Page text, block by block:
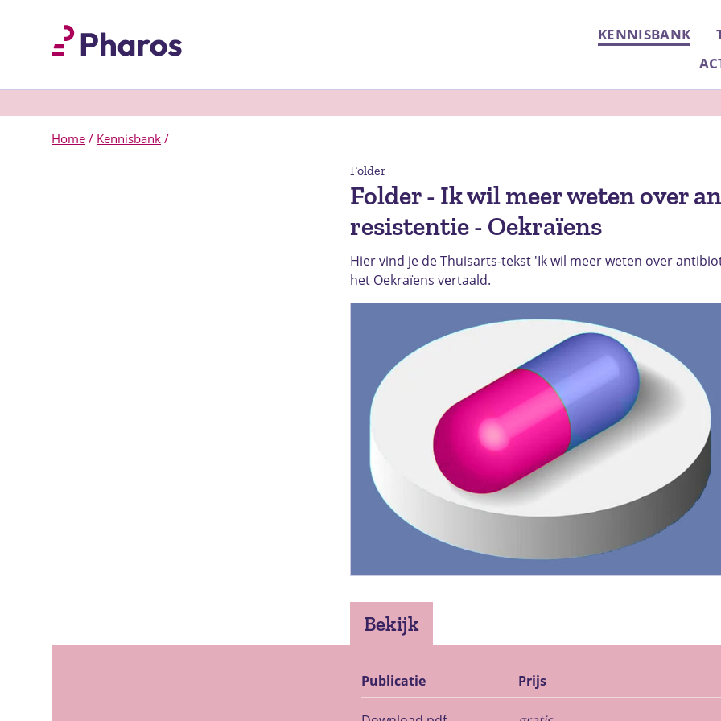
KENNISBANK
Home / Kennisbank /
Folder
Folder - Ik wil meer weten over
resistentie - Oekraïens
Hier vind je de Thuisarts-tekst 'Ik wil meer weten over
het Oekraïens vertaald.
Bekijk
Publicatie Prijs